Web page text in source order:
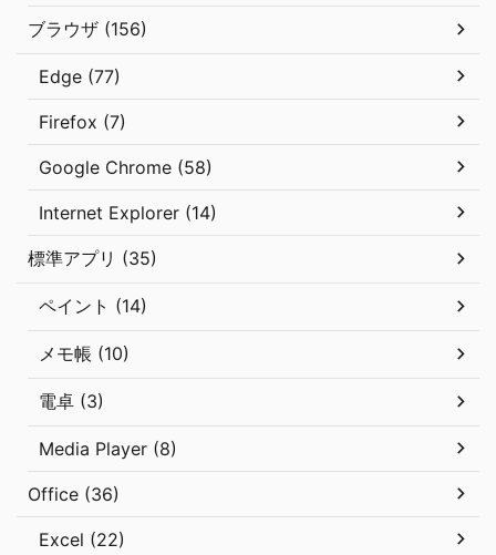
ブラウザ (156)
Edge (77)
Firefox (7)
Google Chrome (58)
Internet Explorer (14)
標準アプリ (35)
ペイント (14)
メモ帳 (10)
電卓 (3)
Media Player (8)
Office (36)
Excel (22)